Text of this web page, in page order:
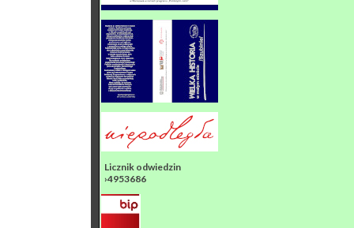
Licznik odwiedzin
›4953686